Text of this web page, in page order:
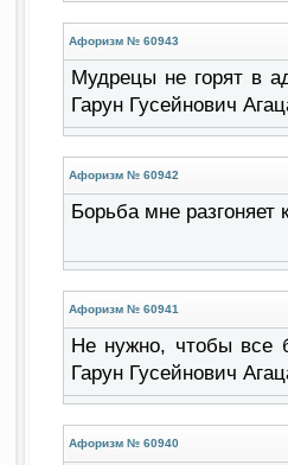
Афоризм № 60943
Мудрецы не горят в
Гарун Гусейнович
Афоризм № 60942
Борьба мне
Афоризм № 60941
Не нужно, чтобы все
Гарун Гусейнович
Афоризм № 60940